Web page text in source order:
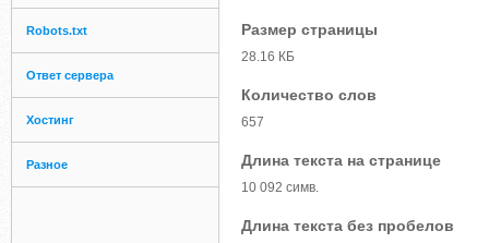
Robots.txt
Ответ сервера
Хостинг
Разное
Размер страницы
28.16 КБ
Количество слов
657
Длина текста на странице
10 092 симв.
Длина текста без пробелов